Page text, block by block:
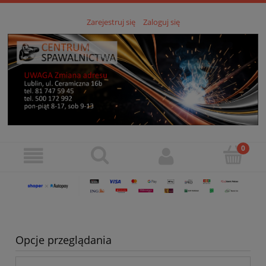
Zarejestruj się Zaloguj się
Opcje przeglądania